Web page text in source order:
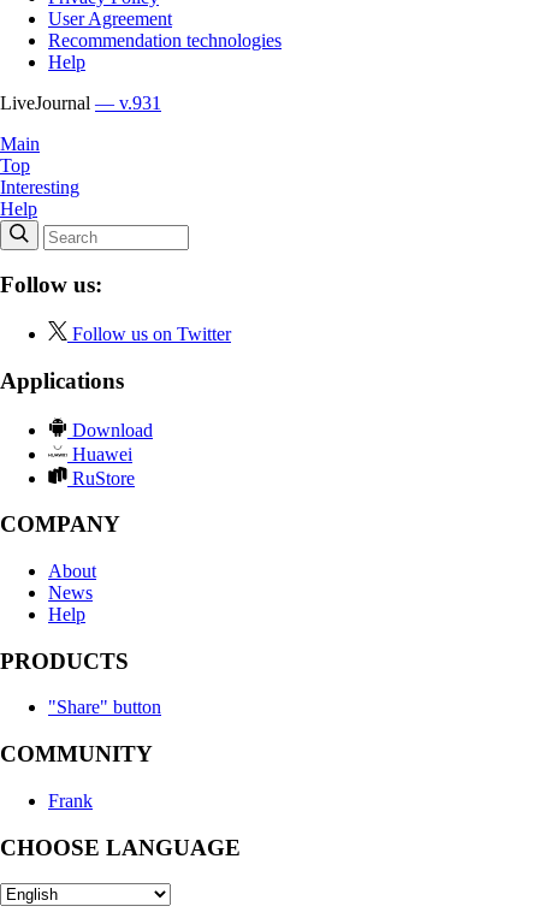
User Agreement
Recommendation technologies
Help
LiveJournal — v.931
Main
Top
Interesting
Help
Follow us:
Follow us on Twitter
Applications
Download
Huawei
RuStore
COMPANY
About
News
Help
PRODUCTS
"Share" button
COMMUNITY
Frank
CHOOSE LANGUAGE